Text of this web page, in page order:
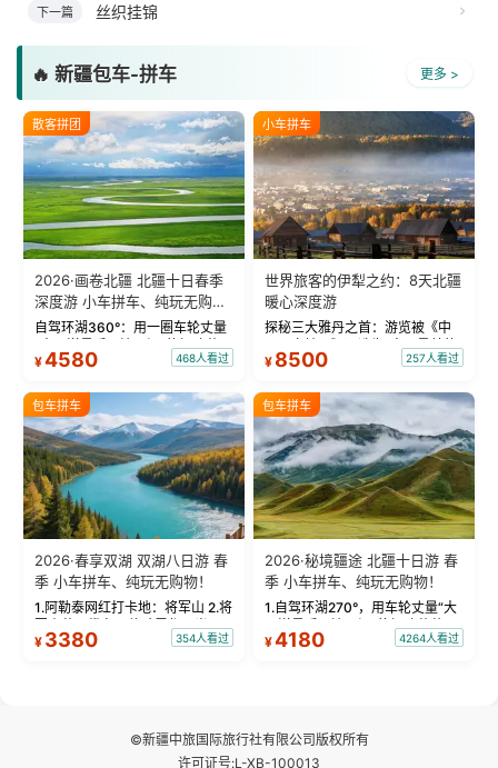
下一篇 丝织挂锦
🔥 新疆包车-拼车 更多 >
散客拼团
2026·画卷北疆 北疆十日春季
深度游 小车拼车、纯玩无购
物！
自驾环湖360°：用一圈车轮丈量
“大西洋最后一滴眼泪”的极致蔚
蓝。 赛湖旅拍：甄选多款风格服
绝美瞬间。 赛湖坦克300跟车视
频：专业摄影师...
¥4580 468人看过
小车拼车
世界旅客的伊犁之约：8天北疆
暖心深度游
探秘三大雅丹之首：游览被《中
国国家地理》评选为“中国最美的
三大雅丹”第一名的克拉玛依魔鬼
瓦人最大村落——禾木村，欣赏
晨雾与小木...
¥ 8500 257人看过
包车拼车
2026·春享双湖 双湖八日游 春
季 小车拼车、纯玩无购物！
1.阿勒泰网红打卡地：将军山 2.将
军山落日缆车，体验雪都风光 3.
将军山，夕阳派对，蹦迪party 4.
¥ 3380 354人看过
包车拼车
2026·秘境疆途 北疆十日游 春
季 小车拼车、纯玩无购物！
1.自驾环湖270°，用车轮丈量“大
西洋最后一滴眼泪”的极致蔚蓝，
让雪山、花海与深邃湖水在转弯
¥4180 4264人看过
©新疆中旅国际旅行社有限公司版权所有
许可证号:L-XB-100013